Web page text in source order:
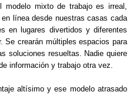
modelo mixto de trabajo es irreal,
línea desde nuestras casas cada
en lugares divertidos y diferentes
Se crearán múltiples espacios para
soluciones resueltas. Nadie quiere
información y trabajo otra vez.
altísimo y ese modelo atrasado